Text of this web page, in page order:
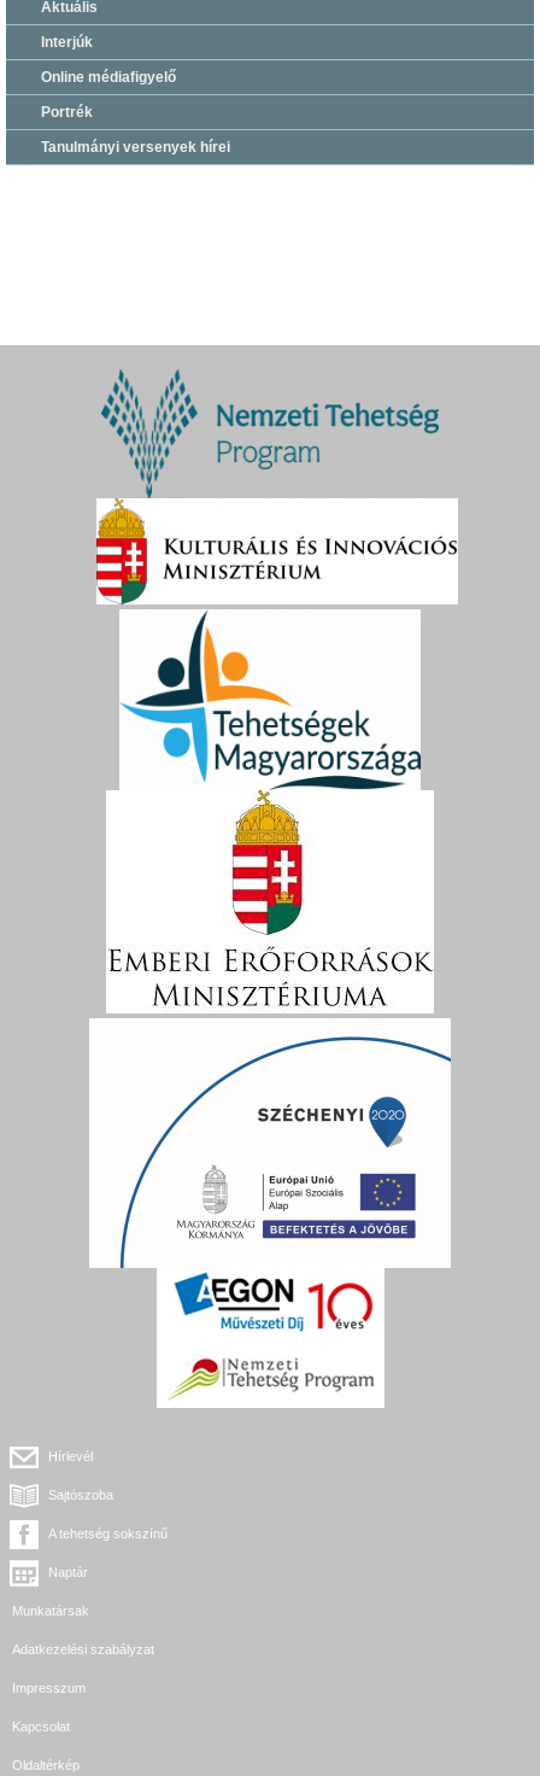
Aktuális
Interjúk
Online médiafigyelő
Portrék
Tanulmányi versenyek hírei
Hírlevél
Sajtószoba
A tehetség sokszínű
Naptár
Munkatársak
Adatkezelési szabályzat
Impresszum
Kapcsolat
Oldaltérkép